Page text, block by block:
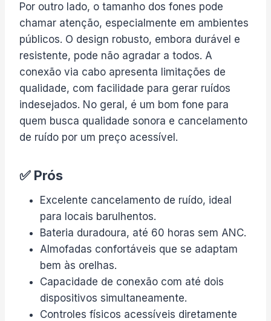
Por outro lado, o tamanho dos fones pode
chamar atenção, especialmente em ambientes
públicos. O design robusto, embora durável e
resistente, pode não agradar a todos. A
conexão via cabo apresenta limitações de
qualidade, com facilidade para gerar ruídos
indesejados. No geral, é um bom fone para
quem busca qualidade sonora e cancelamento
de ruído por um preço acessível.
✅ Prós
Excelente cancelamento de ruído, ideal
para locais barulhentos.
Bateria duradoura, até 60 horas sem ANC.
Almofadas confortáveis que se adaptam
bem às orelhas.
Capacidade de conexão com até dois
dispositivos simultaneamente.
Controles físicos acessíveis diretamente